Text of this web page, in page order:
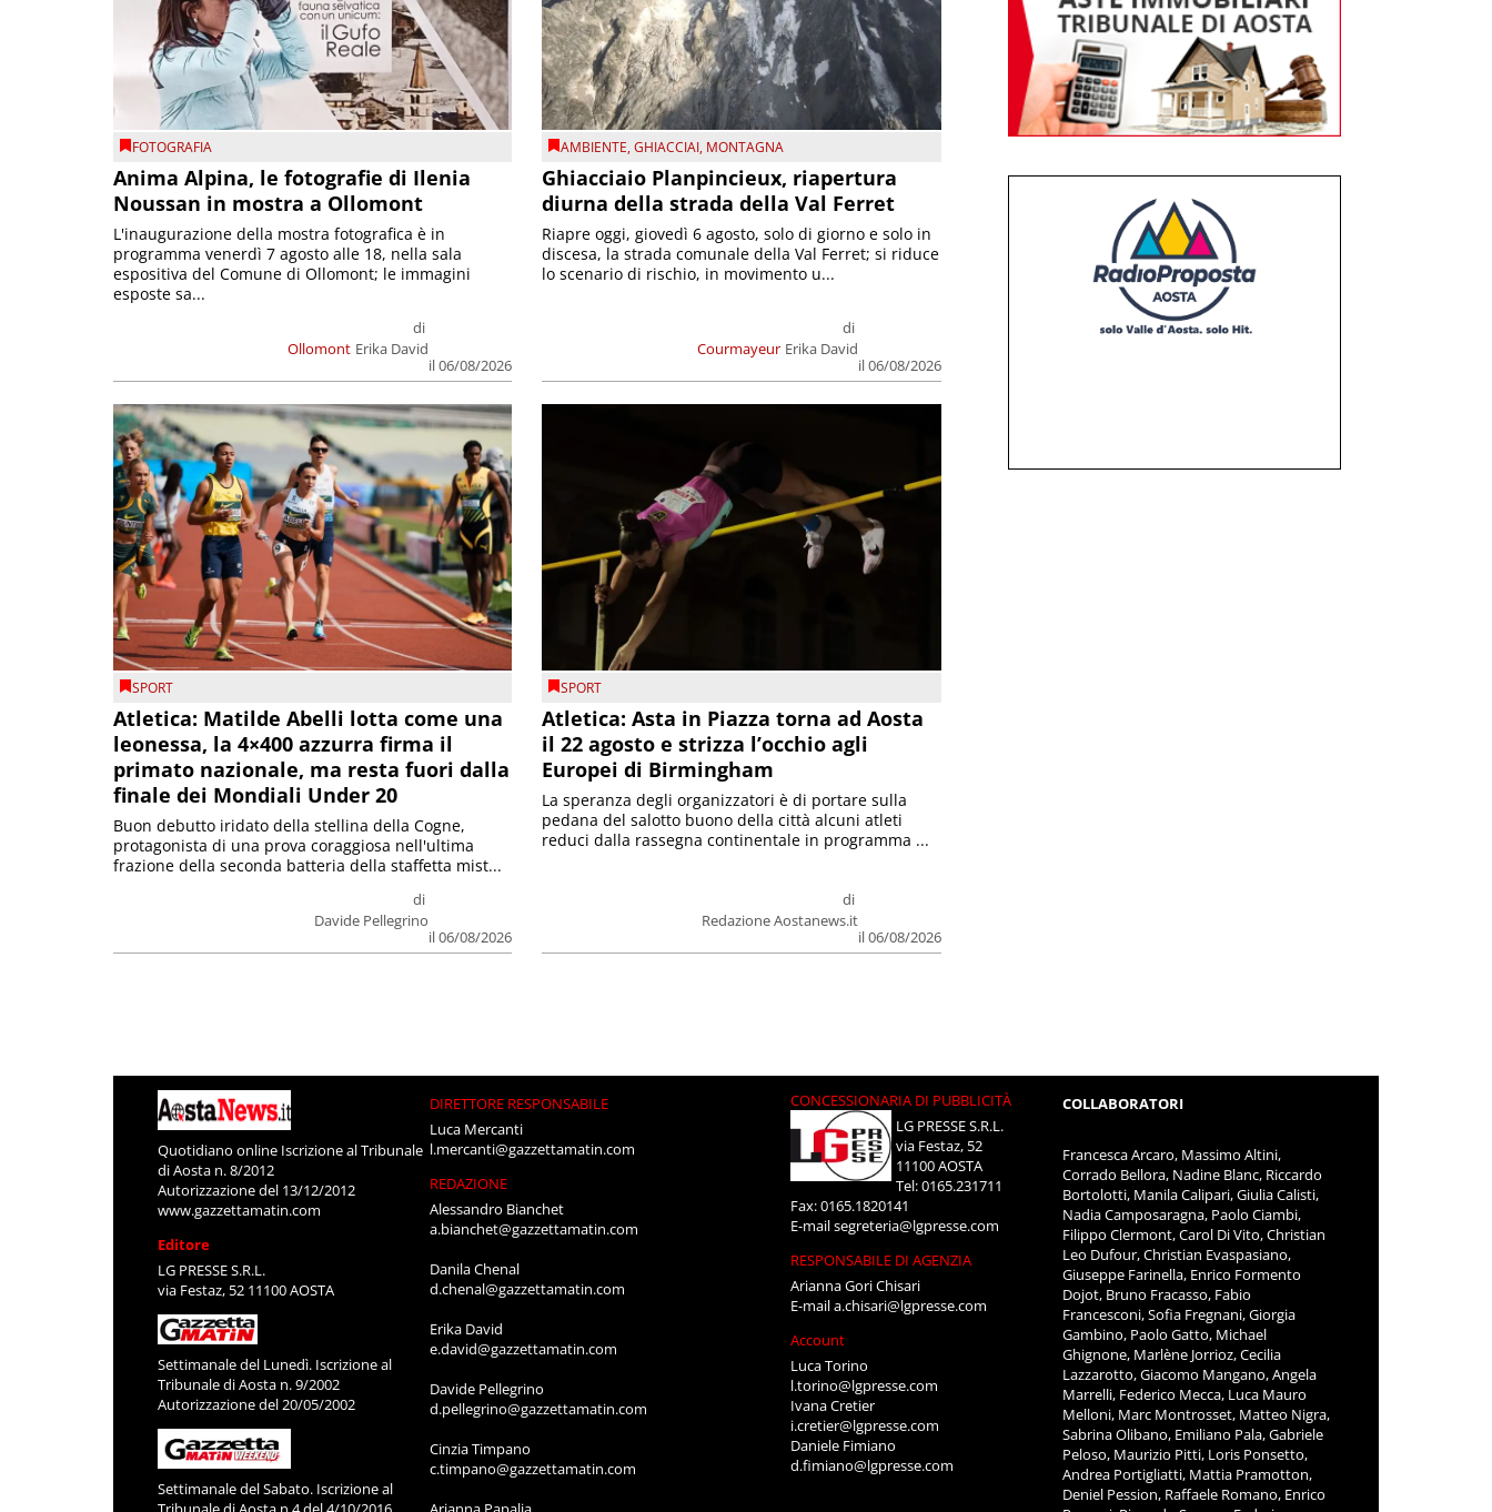
FOTOGRAFIA
Anima Alpina, le fotografie di Ilenia
Noussan in mostra a Ollomont
Ollomont
di
Erika David
il 06/08/2026
L'inaugurazione della mostra fotografica è in
programma venerdì 7 agosto alle 18, nella sala
espositiva del Comune di Ollomont; le immagini
esposte sa...
AMBIENTE,GHIACCIAI, MONTAGNA
Ghiacciaio Planpincieux, riapertura
diurna della strada della Val Ferret
Courmayeur
di
Erika David
il 06/08/2026
Riapre oggi, giovedì 6 agosto, solo di giorno e solo in
discesa, la strada comunale della Val Ferret; si riduce
lo scenario di rischio, in movimento u...
SPORT
Atletica: Matilde Abelli lotta come una
leonessa, la 4×400 azzurra firma il
primato nazionale, ma resta fuori dalla
finale dei Mondiali Under 20
di
Davide Pellegrino
il 06/08/2026
Buon debutto iridato della stellina della Cogne,
protagonista di una prova coraggiosa nell'ultima
frazione della seconda batteria della staffetta mist...
SPORT
Atletica: Asta in Piazza torna ad Aosta
il 22 agosto e strizza l’occhio agli
Europei di Birmingham
di
Redazione Aostanews.it
il 06/08/2026
La speranza degli organizzatori è di portare sulla
pedana del salotto buono della città alcuni atleti
reduci dalla rassegna continentale in programma ...
Quotidiano online Iscrizione al Tribunale
di Aosta n. 8/2012
Autorizzazione del 13/12/2012
www.gazzettamatin.com
Editore
LG PRESSE S.R.L.
via Festaz, 52 11100 AOSTA
Settimanale del Lunedì. Iscrizione al
Tribunale di Aosta n. 9/2002
Autorizzazione del 20/05/2002
Settimanale del Sabato. Iscrizione al
DIRETTORE RESPONSABILE
Luca Mercanti
l.mercanti@gazzettamatin.com
REDAZIONE
Alessandro Bianchet
a.bianchet@gazzettamatin.com
Danila Chenal
d.chenal@gazzettamatin.com
Erika David
e.david@gazzettamatin.com
Davide Pellegrino
d.pellegrino@gazzettamatin.com
Cinzia Timpano
c.timpano@gazzettamatin.com
CONCESSIONARIA DI PUBBLICITÀ
LG PRESSE S.R.L.
via Festaz, 52
11100 AOSTA
Tel: 0165.231711
Fax: 0165.1820141
E-mailsegreteria@lgpresse.com
RESPONSABILE DI AGENZIA
Arianna Gori Chisari
E-maila.chisari@lgpresse.com
Account
Luca Torino
l.torino@lgpresse.com
Ivana Cretier
i.cretier@lgpresse.com
Daniele Fimiano
d.fimiano@lgpresse.com
COLLABORATORI
Francesca Arcaro, Massimo Altini,
Corrado Bellora, Nadine Blanc, Riccardo
Bortolotti, Manila Calipari, Giulia Calisti,
Nadia Camposaragna, Paolo Ciambi,
Filippo Clermont, Carol Di Vito, Christian
Leo Dufour, Christian Evaspasiano,
Giuseppe Farinella, Enrico Formento
Dojot, Bruno Fracasso, Fabio
Francesconi, Sofia Fregnani, Giorgia
Gambino, Paolo Gatto, Michael
Ghignone, Marlène Jorrioz, Cecilia
Lazzarotto, Giacomo Mangano, Angela
Marrelli, Federico Mecca, Luca Mauro
Melloni, Marc Montrosset, Matteo Nigra,
Sabrina Olibano, Emiliano Pala, Gabriele
Peloso, Maurizio Pitti, Loris Ponsetto,
Andrea Portigliatti, Mattia Pramotton,
Deniel Pession, Raffaele Romano, Enrico